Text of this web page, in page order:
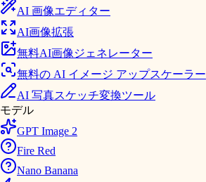
AI 画像エディター
AI画像拡張
無料AI画像ジェネレーター
無料の AI イメージ アップスケーラー
AI 写真スケッチ変換ツール
モデル
GPT Image 2
Fire Red
Nano Banana